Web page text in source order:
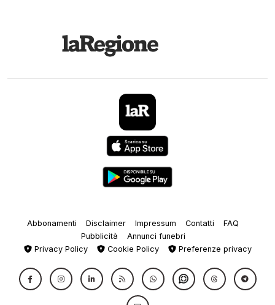
Abbonamenti Disclaimer Impressum Contatti
FAQ
Pubblicità
Annunci funebri
Privacy Policy
Cookie Policy Preferenze privacy